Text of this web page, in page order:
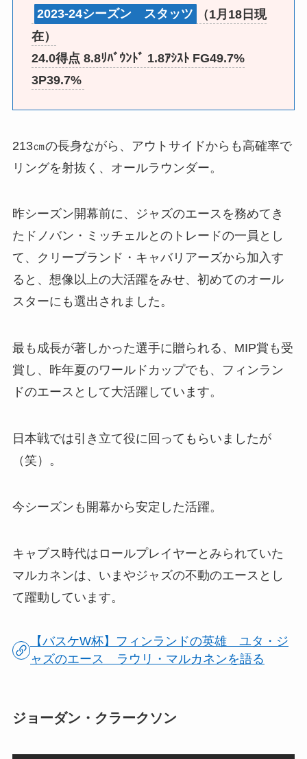
2023-24シーズン スタッツ
（1月18日現
在）
24.0得点 8.8ﾘﾊﾞｳﾝﾄﾞ 1.8ｱｼｽﾄ FG49.7%
3P39.7%
213㎝の長身ながら、アウトサイドからも高確率で
リングを射抜く、オールラウンダー。
昨シーズン開幕前に、ジャズのエースを務めてき
たドノバン・ミッチェルとのトレードの一員とし
て、クリーブランド・キャバリアーズから加入す
ると、想像以上の大活躍をみせ、初めてのオール
スターにも選出されました。
最も成長が著しかった選手に贈られる、MIP賞も受
賞し、昨年夏のワールドカップでも、フィンラン
ドのエースとして大活躍しています。
日本戦では引き立て役に回ってもらいましたが
（笑）。
今シーズンも開幕から安定した活躍。
キャブス時代はロールプレイヤーとみられていた
マルカネンは、いまやジャズの不動のエースとし
て躍動しています。
【バスケW杯】フィンランドの英雄 ユタ・ジ
ャズのエース ラウリ・マルカネンを語る
ジョーダン・クラークソン